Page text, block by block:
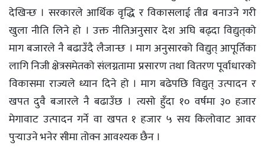
देखिन्छ । सरकारले आर्थिक वृद्धि र विकासलाई तीव्र बनाउने गरी
खुला नीति लिने हो । उक्त नीतिअनुसार देश अघि बढ्दा विद्युत्‌को
माग बजारले नै बढाउँदै लैजान्छ । माग अनुसारको विद्युत् आपूर्तिका
लागि निजी क्षेत्रसमेतको संलग्नतामा प्रसारण तथा वितरण पूर्वाधारको
विकासमा राज्यले ध्यान दिने हो । माग बढेपछि विद्युत् उत्पादन र
खपत दुवै बजारले नै बढाउँछ । त्यसो हुँदा १० वर्षमा ३० हजार
मेगावाट उत्पादन गर्ने वा खपत १ हजार ५ सय किलोवाट आवर
पुर्‍याउने भनेर सीमा तोक्न आवश्यक छैन ।